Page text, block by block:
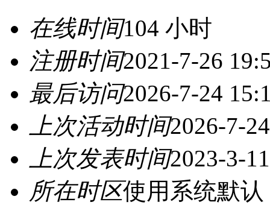
在线时间104 小时
注册时间2021-7-26
最后访问2026-7-24
上次活动时间2026-7-
上次发表时间2023-3-
所在时区使用系统默认